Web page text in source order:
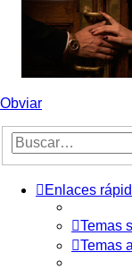
Obviar
Enlaces
Temas
Temas